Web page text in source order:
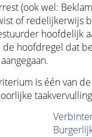
(ook wel:
of redelijkerwijs
hoofdelijk
hoofdregel dat
is één van